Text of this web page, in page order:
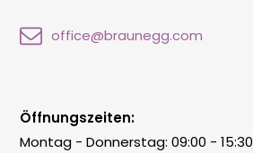
office@braunegg.com
Öffnungszeiten:
Montag - Donnerstag: 09:00 - 15:30